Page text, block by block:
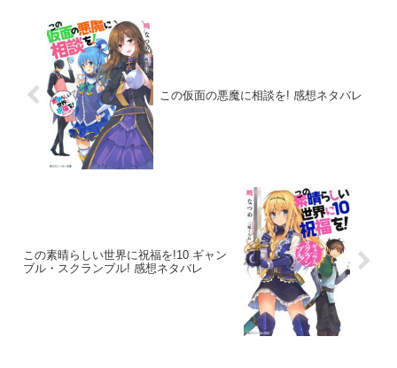
この仮面の悪魔に相談を! 感想ネタバレ
この素晴らしい世界に祝福を!10 ギャン
ブル・スクランブル! 感想ネタバレ